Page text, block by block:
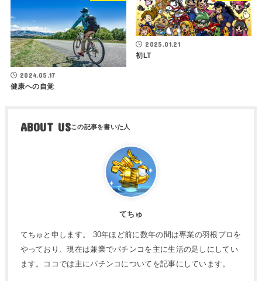
2024.05.17
健康への自覚
2025.01.21
初LT
ABOUT US
てちゅ
てちゅと申します。 30年ほど前に数年の間は専業の羽根プロを
やっており、現在は兼業でパチンコを主に生活の足しにしてい
ます。ココでは主にパチンコについてを記事にしています。